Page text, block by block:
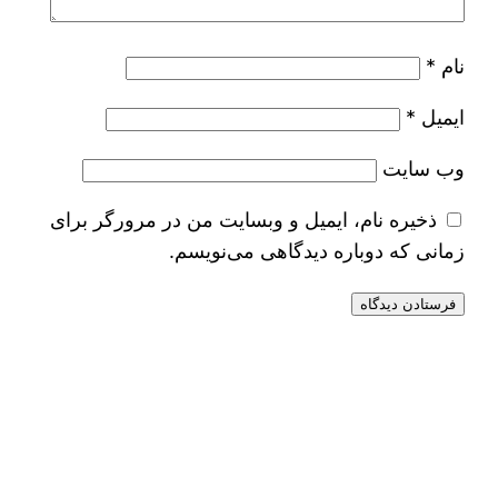
نام *
ایمیل *
وب‌ سایت
ذخیره نام، ایمیل و وبسایت من در مرورگر برای
زمانی که دوباره دیدگاهی می‌نویسم.